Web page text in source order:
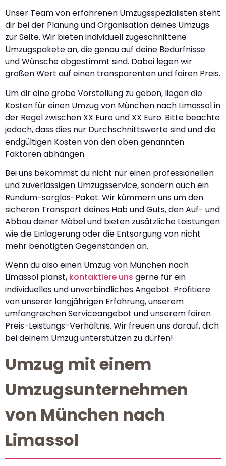
Unser Team von erfahrenen Umzugsspezialisten steht
dir bei der Planung und Organisation deines Umzugs
zur Seite. Wir bieten individuell zugeschnittene
Umzugspakete an, die genau auf deine Bedürfnisse
und Wünsche abgestimmt sind. Dabei legen wir
großen Wert auf einen transparenten und fairen Preis.
Um dir eine grobe Vorstellung zu geben, liegen die
Kosten für einen Umzug von München nach Limassol in
der Regel zwischen XX Euro und XX Euro. Bitte beachte
jedoch, dass dies nur Durchschnittswerte sind und die
endgültigen Kosten von den oben genannten
Faktoren abhängen.
Bei uns bekommst du nicht nur einen professionellen
und zuverlässigen Umzugsservice, sondern auch ein
Rundum-sorglos-Paket. Wir kümmern uns um den
sicheren Transport deines Hab und Guts, den Auf- und
Abbau deiner Möbel und bieten zusätzliche Leistungen
wie die Einlagerung oder die Entsorgung von nicht
mehr benötigten Gegenständen an.
Wenn du also einen Umzug von München nach
Limassol planst, kontaktiere uns gerne für ein
individuelles und unverbindliches Angebot. Profitiere
von unserer langjährigen Erfahrung, unserem
umfangreichen Serviceangebot und unserem fairen
Preis-Leistungs-Verhältnis. Wir freuen uns darauf, dich
bei deinem Umzug unterstützen zu dürfen!
Umzug mit einem
Umzugsunternehmen
von München nach
Limassol